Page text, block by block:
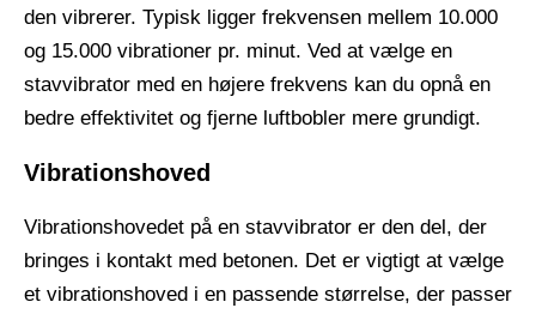
den vibrerer. Typisk ligger frekvensen mellem 10.000
og 15.000 vibrationer pr. minut. Ved at vælge en
stavvibrator med en højere frekvens kan du opnå en
bedre effektivitet og fjerne luftbobler mere grundigt.
Vibrationshoved
Vibrationshovedet på en stavvibrator er den del, der
bringes i kontakt med betonen. Det er vigtigt at vælge
et vibrationshoved i en passende størrelse, der passer